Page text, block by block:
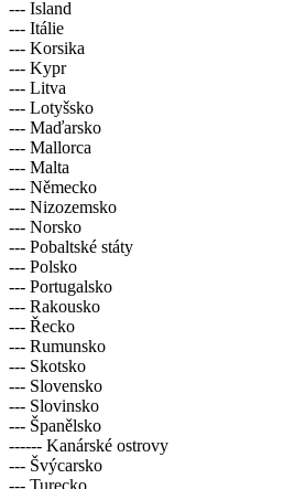
--- Island
--- Itálie
--- Korsika
--- Kypr
--- Litva
--- Lotyšsko
--- Maďarsko
--- Mallorca
--- Malta
--- Německo
--- Nizozemsko
--- Norsko
--- Pobaltské státy
--- Polsko
--- Portugalsko
--- Rakousko
--- Řecko
--- Rumunsko
--- Skotsko
--- Slovensko
--- Slovinsko
--- Španělsko
------ Kanárské ostrovy
--- Švýcarsko
--- Turecko